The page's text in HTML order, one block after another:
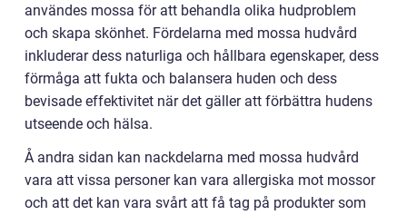
användes mossa för att behandla olika hudproblem
och skapa skönhet. Fördelarna med mossa hudvård
inkluderar dess naturliga och hållbara egenskaper, dess
förmåga att fukta och balansera huden och dess
bevisade effektivitet när det gäller att förbättra hudens
utseende och hälsa.
Å andra sidan kan nackdelarna med mossa hudvård
vara att vissa personer kan vara allergiska mot mossor
och att det kan vara svårt att få tag på produkter som